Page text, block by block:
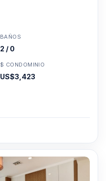
BAÑOS
2 / 0
$ CONDOMINIO
US$3,423